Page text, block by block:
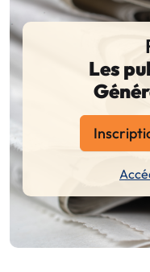
Les